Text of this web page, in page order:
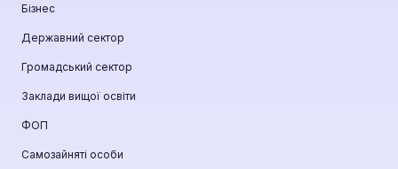
Бізнес
Державний сектор
Громадський сектор
Заклади вищої освіти
ФОП
Самозайняті особи